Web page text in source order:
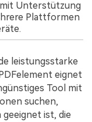
Unterstützung
Plattformen
leistungsstarke
eignet
Tool mit
suchen,
ist, die